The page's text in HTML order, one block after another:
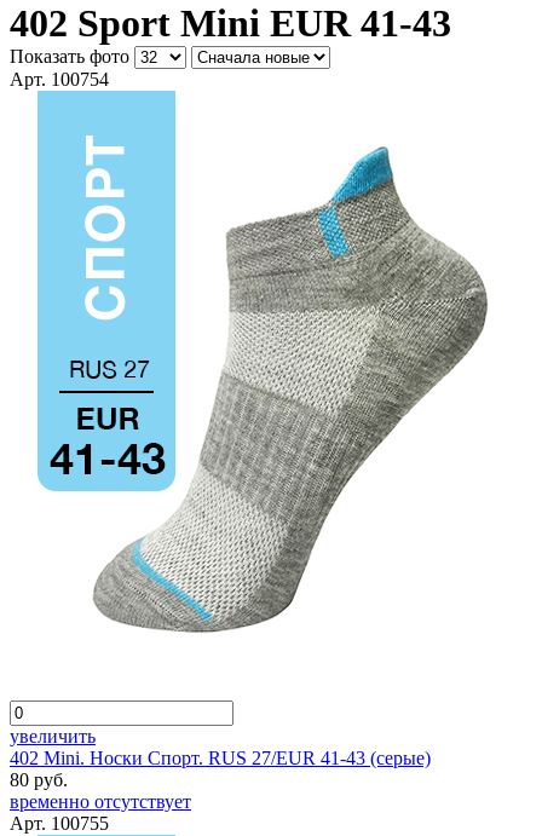
402 Sport Mini EUR 41-43
Показать фото
Арт. 100754
увеличить
402 Mini. Носки Спорт. RUS 27/EUR 41-43 (серые)
80 руб.
временно отсутствует
Арт. 100755